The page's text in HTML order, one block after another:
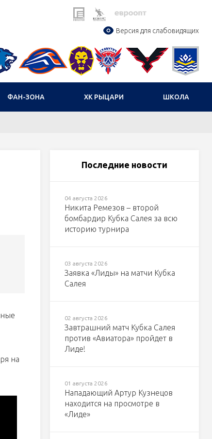
Версия для слабовидящих
ФАН-ЗОНА ХК РЫЦАРИ ШКОЛА
на
Последние новости
04 августа 2026
Никита Ремезов – второй
бомбардир Кубка Салея за всю
историю турнира
03 августа 2026
Заявка «Лиды» на матчи Кубка
Салея
02 августа 2026
Завтрашний матч Кубка Салея
против «Авиатора» пройдет в
Лиде!
01 августа 2026
Нападающий Артур Кузнецов
находится на просмотре в
«Лиде»